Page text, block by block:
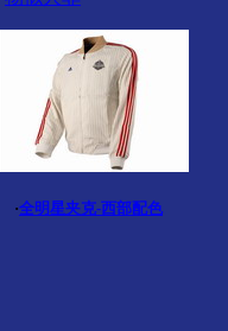
·全明星夹克-西部配色